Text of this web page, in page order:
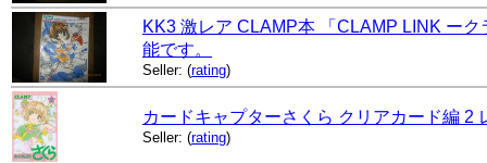
KK3 激レア CLAMP本 「CLAMP LINK ー
能です。
Seller: (rating)
カードキャプターさくら クリアカード編 2
Seller: (rating)